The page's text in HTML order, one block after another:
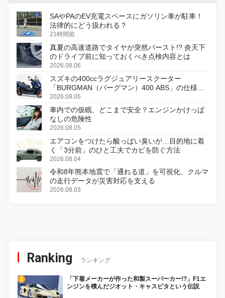
SAやPAのEV充電スペースにガソリン車が駐車！
法律的にどう扱われる？
21時間前
真夏の高速道路でタイヤが突然バースト!? 炎天下
のドライブ前に知っておくべき点検内容とは
2026.08.06
スズキの400ccラグジュアリースクーター
「BURGMAN（バーグマン）400 ABS」の仕様を
変更し、8月18日に発売
2026.08.05
車内での仮眠、どこまで安全？エンジンかけっぱ
なしの危険性
2026.08.05
エアコンをつけたら酸っぱい臭いが…目的地に着
く「3分前」のひと工夫でカビを防ぐ方法
2026.08.04
令和8年熊本地震で「通れる道」を可視化、クルマ
の走行データが災害対応を支える
2026.08.03
Ranking ランキング
「下着メーカーが作った和製スーパーカー!?」F1エ
ンジンを積んだジオット・キャスピタという伝説